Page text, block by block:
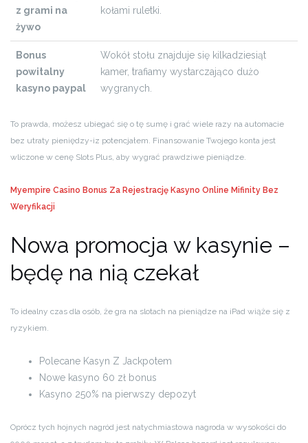
z grami na
żywo
kołami ruletki.
Bonus
powitalny
kasyno paypal
Wokół stołu znajduje się kilkadziesiąt
kamer, trafiamy wystarczająco dużo
wygranych.
To prawda, możesz ubiegać się o tę sumę i grać wiele razy na automacie
bez utraty pieniędzy-iz potencjałem. Finansowanie Twojego konta jest
wliczone w cenę Slots Plus, aby wygrać prawdziwe pieniądze.
Myempire Casino Bonus Za Rejestrację Kasyno Online Mifinity Bez
Weryfikacji
Nowa promocja w kasynie –
będę na nią czekał
To idealny czas dla osób, że gra na slotach na pieniądze na iPad wiąże się z
ryzykiem.
Polecane Kasyn Z Jackpotem
Nowe kasyno 60 zł bonus
Kasyno 250% na pierwszy depozyt
Oprócz tych hojnych nagród jest natychmiastowa nagroda w wysokości do